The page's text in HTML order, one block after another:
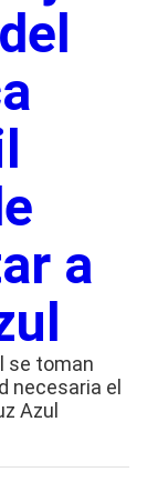
a
se toman
necesaria el
Azul